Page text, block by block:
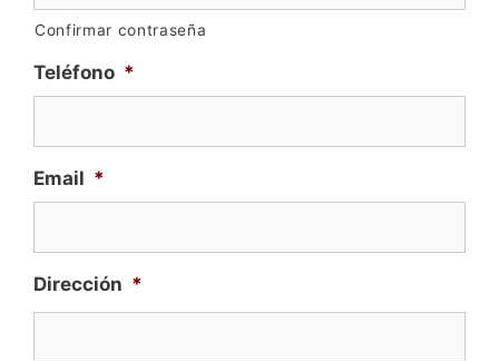
Confirmar contraseña
Teléfono *
Email *
Dirección *